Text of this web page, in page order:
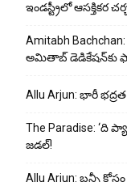
ఇండస్ట్రీలో ఆసక్తికర
Amitabh
అమితాబ్ డెడికేషన్‌కు
Allu Arjun: భారీ
The Paradise: ‘ది
జడల్!
Allu Arjun: బన్నీ